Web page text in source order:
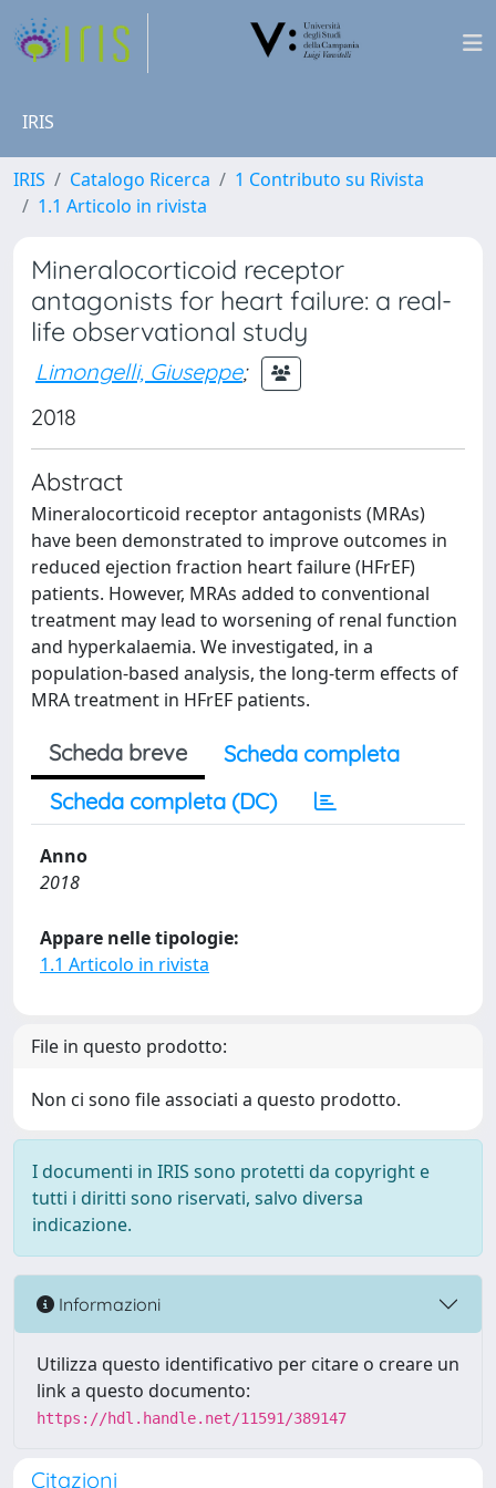
IRIS
IRIS Catalogo Ricerca
1 Contributo su Rivista
1.1 Articolo in rivista
Mineralocorticoid receptor
antagonists for heart failure: a real-
life observational study
Limongelli, Giuseppe;
2018
Abstract
Mineralocorticoid receptor antagonists (MRAs)
have been demonstrated to improve outcomes in
reduced ejection fraction heart failure (HFrEF)
patients. However, MRAs added to conventional
treatment may lead to worsening of renal function
and hyperkalaemia. We investigated, in a
population-based analysis, the long-term effects of
MRA treatment in HFrEF patients.
Scheda breve
Scheda completa
Scheda completa (DC)
Anno
2018
Appare nelle tipologie:
1.1 Articolo in rivista
File in questo prodotto:
Non ci sono file associati a questo prodotto.
I documenti in IRIS sono protetti da copyright e
tutti i diritti sono riservati, salvo diversa
indicazione.
Informazioni
Utilizza questo identificativo per citare o creare un
link a questo documento:
https://hdl.handle.net/11591/389147
Citazioni